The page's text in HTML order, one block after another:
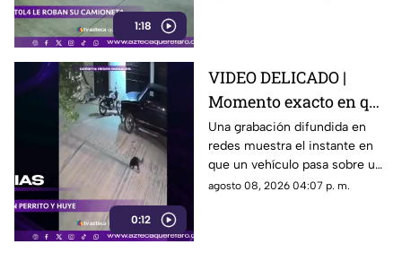
1:18
0:12
VIDEO DELICADO |
Momento exacto en que
camioneta atropella a
un perro y conductor
escapa
Una grabación difundida en
redes muestra el instante en
que un vehículo pasa sobre un
perro y continúa su camino sin
agosto 08, 2026 04:07 p. m.